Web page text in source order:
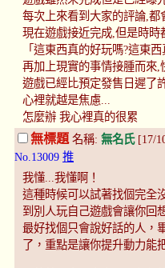
每次上來看到大家的評論,都
現在遊戲接近完成,但是時時
「這東西真的好玩嗎?這東
再加上現實的事情接腫而來,
遊戲已經比預定發售日遲了
心裡就越是焦慮...
怎麼辦 我心裡真的很累
無標題名稱: 無名氏[17/
No.13009 推
我懂...我懂啊！
這種時候可以試著找個完全
到別人玩自己遊戲會讓你回
最好找個只會說好話的人，
了，重點是讓你提升動力能